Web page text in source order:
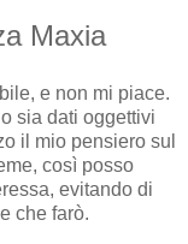
Maxia
e non mi piace.
sia dati oggettivi
il mio pensiero sul
così posso
evitando di
che farò.